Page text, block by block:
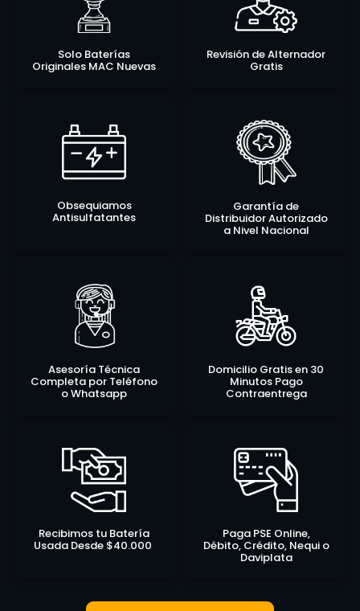
Solo Baterías
Originales MAC Nuevas
Revisión de Alternador
Gratis
Obsequiamos
Antisulfatantes
Garantía de
Distribuidor Autorizado
a Nivel Nacional
Asesoría Técnica
Completa por Teléfono
o Whatsapp
Domicilio Gratis en 30
Minutos Pago
Contraentrega
Recibimos tu Batería
Usada Desde $40.000
Paga PSE Online,
Débito, Crédito, Nequi o
Daviplata